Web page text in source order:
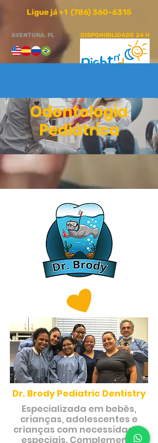
Ligue já +1 (786) 360-6315
DISPONIBILIDADE 24 H
AVENTURA, FL
Odontologia
Pediátrica
Dr. Brody Pediatric Dentistry
Especializada em bebês,
crianças, adolescentes e
crianças com necessidades
especiais. Complemento